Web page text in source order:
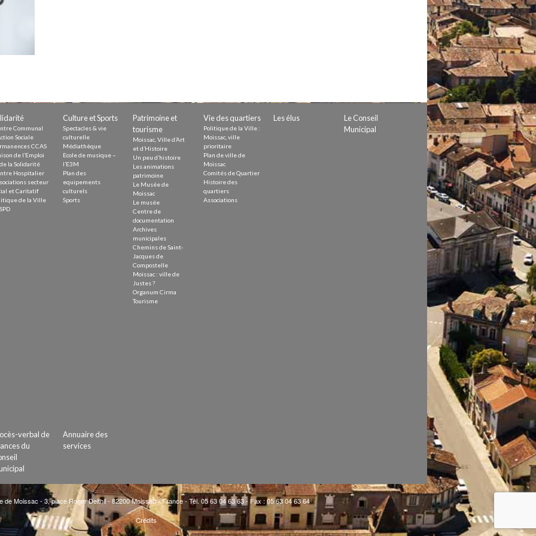
durable
Communal
Sociale
CCAS
de l’Emploi
la Solidarité
Hospitalier
secteur
et Caritatif
de la Ville
Culture et Sports
Spectacles & vie
culturelle
Médiathèque
Ecole de musique –
l’E3M
Plan des
equipements
culturels
Sports
Patrimoine et
tourisme
Moissac, Ville d’Art
et d’Histoire
Un peu d’histoire
Les animations
patrimoine
Le Musée de
Moissac
Le musée
Centre de
documentation
Archives
municipales
Chemins de Saint-
Jacques de
Compostelle
Moissac : ville de
Justes ?
Organum Cirma
Tourisme
Vie des quartiers
Politique de la Ville :
Moissac, ville
prioritaire
Plan de ville de
Moissac
Comités de Quartier
Histoire des
quartiers
Associations
Les élus
Le Conseil
Municipal
verbal de
du
Annuaire des
services
de Moissac - 3, place Roger Delthil - 82200 Moissac - France - Tél. 05 63 04 63 63 - Fax : 05 63 04 63 64
Crédits